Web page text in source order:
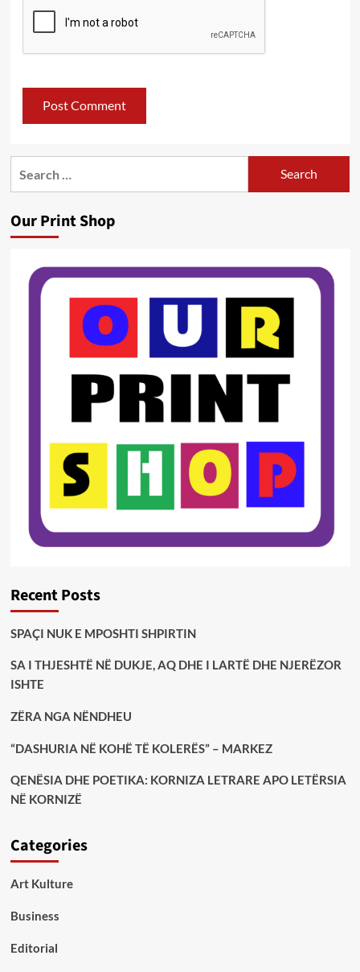
Our Print Shop
Recent Posts
SPAÇI NUK E MPOSHTI SHPIRTIN
SA I THJESHTË NË DUKJE, AQ DHE I LARTË DHE NJERËZOR
ISHTE
ZËRA NGA NËNDHEU
“DASHURIA NË KOHË TË KOLERËS” – MARKEZ
QENËSIA DHE POETIKA: KORNIZA LETRARE APO LETËRSIA
NË KORNIZË
Categories
Art Kulture
Business
Editorial